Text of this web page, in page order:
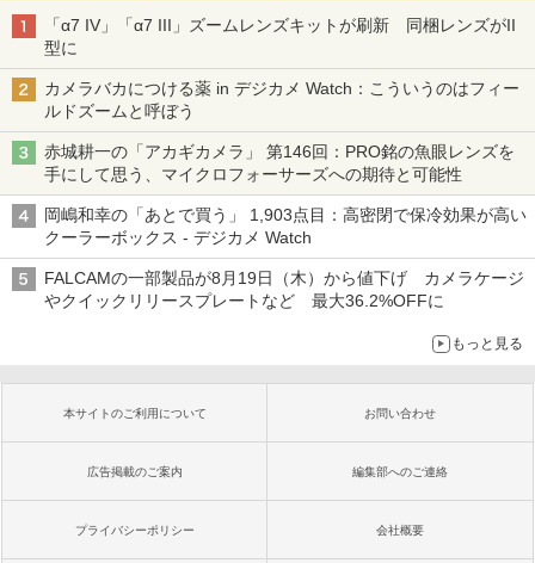
「α7 IV」「α7 III」ズームレンズキットが刷新 同梱レンズがII
型に
カメラバカにつける薬 in デジカメ Watch：こういうのはフィー
ルドズームと呼ぼう
赤城耕一の「アカギカメラ」 第146回：PRO銘の魚眼レンズを
手にして思う、マイクロフォーサーズへの期待と可能性
岡嶋和幸の「あとで買う」 1,903点目：高密閉で保冷効果が高い
クーラーボックス - デジカメ Watch
FALCAMの一部製品が8月19日（木）から値下げ カメラケージ
やクイックリリースプレートなど 最大36.2%OFFに
もっと見る
本サイトのご利用について お問い合わせ
広告掲載のご案内 編集部へのご連絡
プライバシーポリシー 会社概要